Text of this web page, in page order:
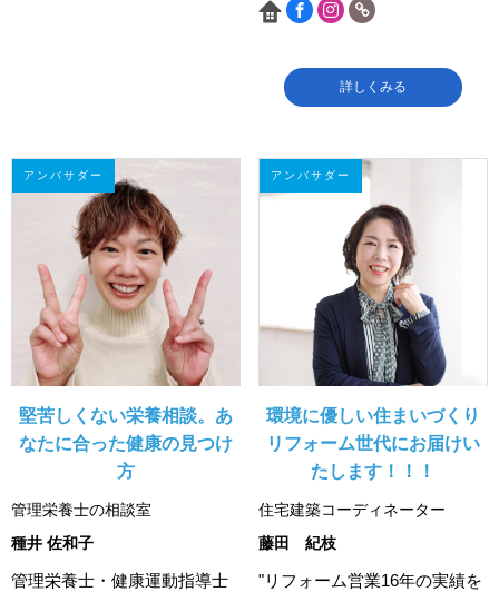
詳しくみる
アンバサダー
堅苦しくない栄養相談。あ
なたに合った健康の見つけ
方
管理栄養士の相談室
種井 佐和子
管理栄養士・健康運動指導士
アンバサダー
環境に優しい住まいづくり
リフォーム世代にお届けい
たします！！！
住宅建築コーディネーター
藤田 紀枝
"リフォーム営業16年の実績を